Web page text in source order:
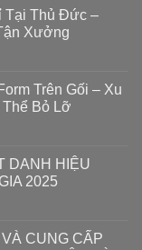
Tại Thủ Đức –
Xưởng
Trên Gối – Xu
Bỏ Lỡ
DANH HIỆU
2025
CUNG CẤP